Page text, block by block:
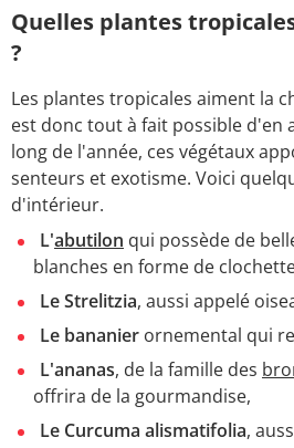
Quelles plantes
?
Les plantes tropicales aiment la
est donc tout à fait possible d'en
long de l'année, ces végétaux
senteurs et exotisme. Voici
d'intérieur.
L'abutilon qui possède de
blanches en forme de
Le Strelitzia, aussi appelé
Le bananier ornemental qui
L'ananas, de la famille des
offrira de la gourmandise,
Le Curcuma alismatifolia,